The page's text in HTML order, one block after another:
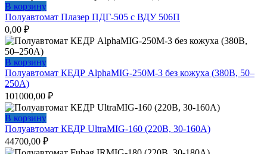
В корзину
Полуавтомат Плазер ПДГ-505 с ВДУ 506П
0,00 ₽
В корзину
Полуавтомат КЕДР AlphaMIG-250M-3 без кожуха (380В, 50–
250А)
101000,00 ₽
В корзину
Полуавтомат КЕДР UltraMIG-160 (220В, 30-160А)
44700,00 ₽